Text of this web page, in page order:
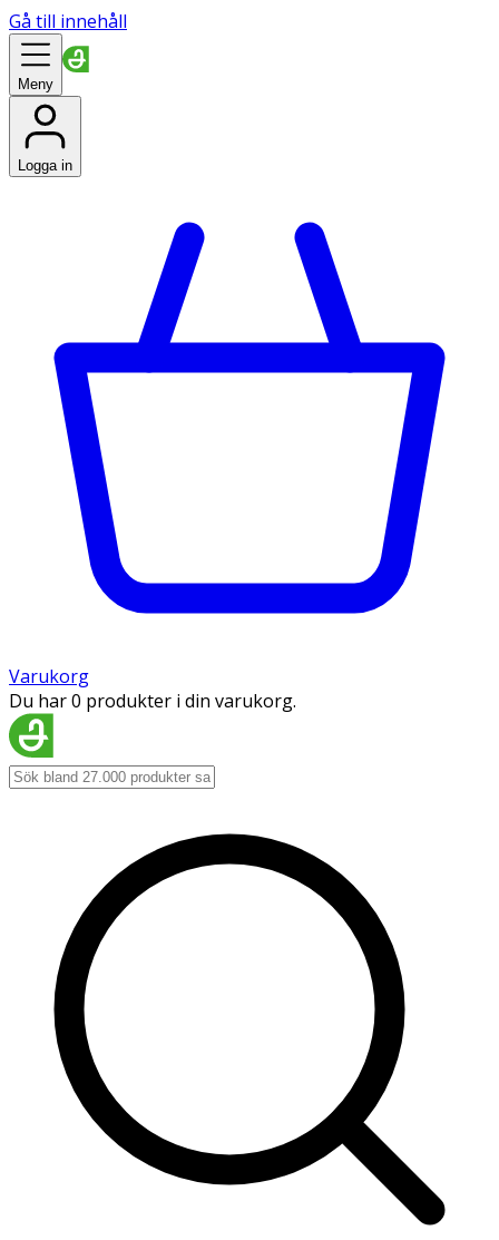
Gå till innehåll
Meny
Logga in
Varukorg
Du har 0 produkter i din varukorg.